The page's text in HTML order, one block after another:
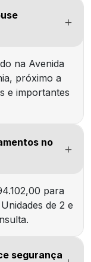
na Avenida
próximo a
e importantes
no
para
de 2 e
segurança